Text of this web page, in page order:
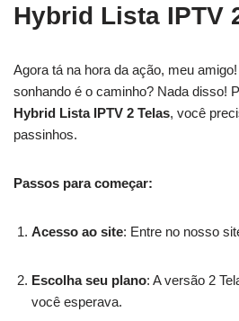
Hybrid Lista IPTV
Agora tá na hora da ação, meu
sonhando é o caminho? Nada disso!
Hybrid Lista IPTV 2 Telas, você
passinhos.
Passos para começar:
Acesso ao site: Entre no nosso
Escolha seu plano: A versão 2
você esperava.